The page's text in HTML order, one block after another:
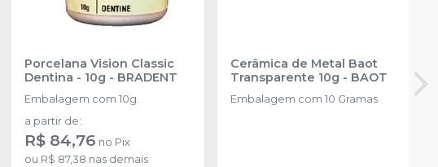
Porcelana Vision Classic
Dentina - 10g - BRADENT
Embalagem com 10g.
a partir de:
R$ 84,76 no Pix
ou R$ 87,38 nas demais
Cerâmica de Metal Baot
Transparente 10g - BAOT
Embalagem com 10 Gramas